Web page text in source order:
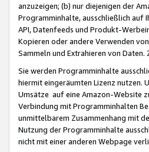
anzuzeigen; (b) nur diejenigen der
Programminhalte, ausschließlich auf
API, Datenfeeds und Produkt-
Kopieren oder andere Verwenden
Sammeln und Extrahieren von
Sie werden Programminhalte
hiermit eingeräumten Lizenz nutzen.
Umsätze auf eine Amazon-Website
Verbindung mit Programminhalten
unmittelbarem Zusammenhang mit
Nutzung der Programminhalte
nicht mit einer anderen Webpage